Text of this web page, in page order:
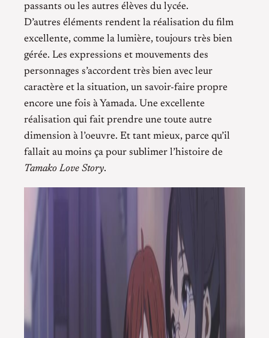
passants ou les autres élèves du lycée.
D’autres éléments rendent la réalisation du film
excellente, comme la lumière, toujours très bien
gérée. Les expressions et mouvements des
personnages s’accordent très bien avec leur
caractère et la situation, un savoir-faire propre
encore une fois à Yamada. Une excellente
réalisation qui fait prendre une toute autre
dimension à l’oeuvre. Et tant mieux, parce qu’il
fallait au moins ça pour sublimer l’histoire de
Tamako Love Story.